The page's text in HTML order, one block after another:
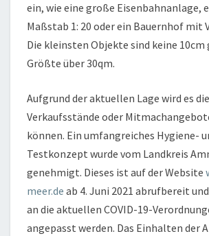
ein, wie eine große Eisenbahnanlage,
Maßstab 1: 20 oder ein Bauernhof mit
Die kleinsten Objekte sind keine 10cm
Größte über 30qm.
Aufgrund der aktuellen Lage wird es
Verkaufsstände oder
können. Ein umfangreiches Hygiene-
Testkonzept wurde vom Landkreis
genehmigt. Dieses ist auf der Website
meer.de ab 4. Juni 2021 abrufbereit
an die aktuellen COVID-19-
angepasst werden. Das Einhalten der